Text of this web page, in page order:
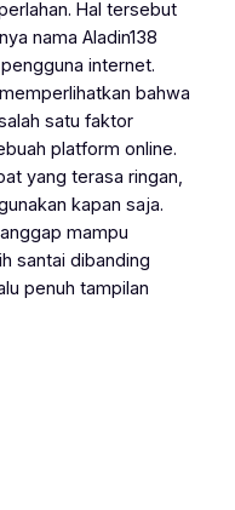
Hal tersebut
nama Aladin138
internet.
bahwa
satu faktor
platform online.
yang terasa ringan,
kapan saja.
mampu
santai dibanding
penuh tampilan